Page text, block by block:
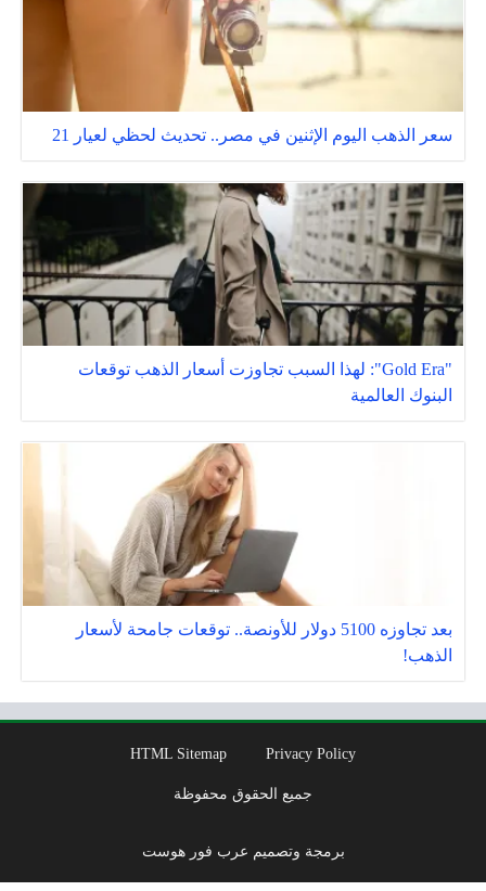
سعر الذهب اليوم الإثنين في مصر.. تحديث لحظي لعيار 21
"Gold Era": لهذا السبب تجاوزت أسعار الذهب توقعات
البنوك العالمية
بعد تجاوزه 5100 دولار للأونصة.. توقعات جامحة لأسعار
الذهب!
Privacy Policy
HTML Sitemap
جميع الحقوق محفوظة
برمجة وتصميم عرب فور هوست